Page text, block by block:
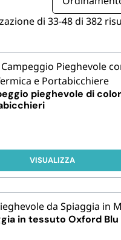
E LINEA AUTO
E CONTENITORI
SETTORE HO.RE.CA
di 33-48 di 382
pieghevole di
VISUALIZZA
in tessuto Oxford